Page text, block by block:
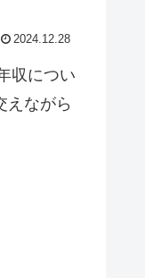
2024.12.28
収につい
えながら